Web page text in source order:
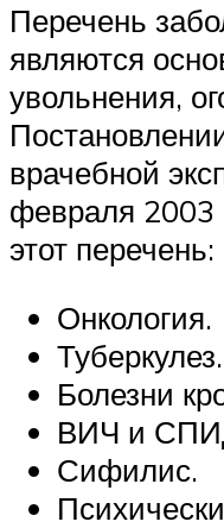
Перечень
являются
увольнения,
врачебной
февраля 2003
этот перечень:
Онкология.
Туберкулез.
Болезни
ВИЧ и
Сифилис.